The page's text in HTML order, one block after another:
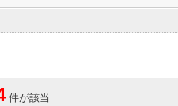
件が該当